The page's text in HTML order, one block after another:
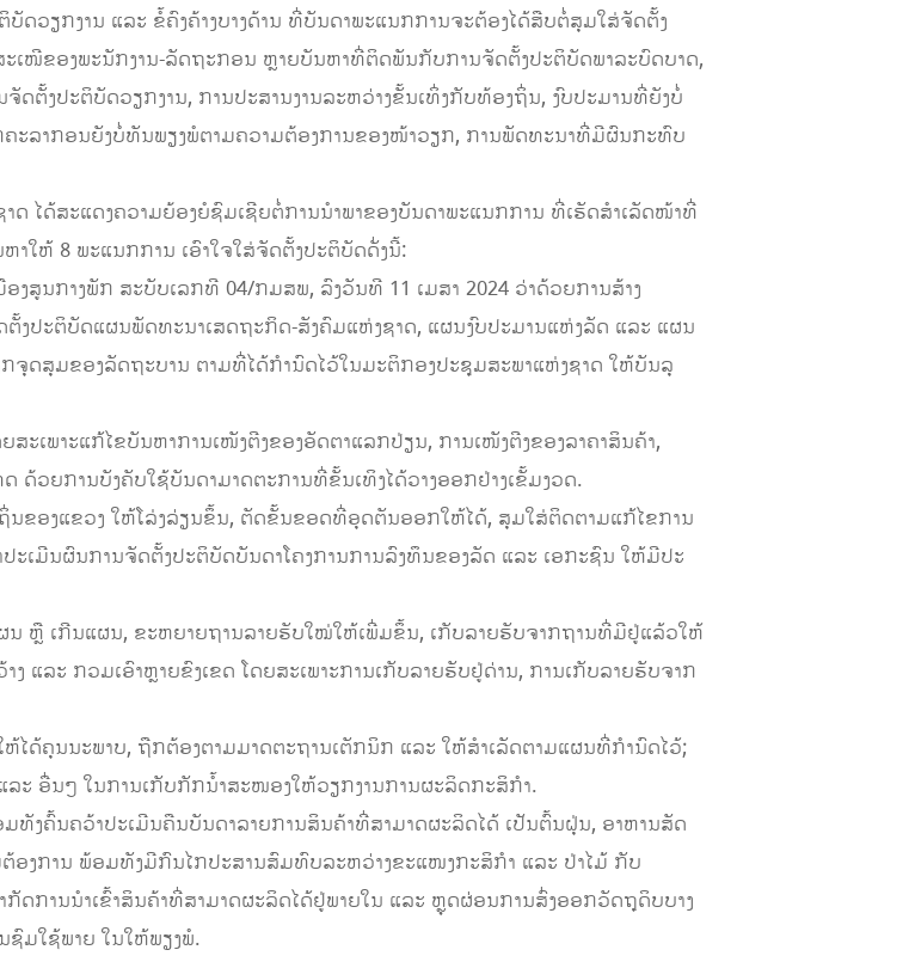
ດວຽກງານ ແລະ ຂໍ້ຄົງຄ້າງບາງດ້ານ ທີ່ບັນດາພະແນກການຈະຕ້ອງໄດ້ສືບຕໍ່ສຸມໃສ່ຈັດຕັ້ງ
ະເໜີຂອງພະນັກງານ-ລັດຖະກອນ ຫຼາຍບັນຫາທີ່ຕິດພັນກັບການຈັດຕັ້ງປະຕິບັດພາລະບົດບາດ,
ງປະຕິບັດວຽກງານ, ການປະສານງານລະຫວ່າງຂັ້ນເທິ່ງກັບທ້ອງຖິ່ນ, ງົບປະມານທີ່ຍັງບໍ່
ະລາກອນຍັງບໍ່ທັນພຽງພໍຕາມຄວາມຕ້ອງການຂອງໜ້າວຽກ, ການພັດທະນາທີ່ມີຜົນກະທົບ
ດ ໄດ້ສະແດງຄວາມຍ້ອງຍໍຊົມເຊີຍຕໍ່ການນໍາພາຂອງບັນດາພະແນກການ ທີ່ເຮັດສໍາເລັດໜ້າທີ່
ໃຫ້ 8 ພະແນກການ ເອົາໃຈໃສ່ຈັດຕັ້ງປະຕິບັດດັ່ງນີ້:
ງສູນກາງພັກ ສະບັບເລກທີ 04/ກມສພ, ລົງວັນທີ 11 ເມສາ 2024 ວ່າດ້ວຍການສ້າງ
ຕັ້ງປະຕິບັດແຜນພັດທະນາເສດຖະກິດ-ສັງຄົມແຫ່ງຊາດ, ແຜນງົບປະມານແຫ່ງລັດ ແລະ ແຜນ
ຈຸດສຸມຂອງລັດຖະບານ ຕາມທີ່ໄດ້ກໍານົດໄວ້ໃນມະຕິກອງປະຊຸມສະພາແຫ່ງຊາດ ໃຫ້ບັນລຸ
ະເພາະແກ້ໄຂບັນຫາການເໜັງຕີງຂອງອັດຕາແລກປ່ຽນ, ການເໜັງຕີງຂອງລາຄາສິນຄ້າ,
ດ້ວຍການບັງຄັບໃຊ້ບັນດາມາດຕະການທີ່ຂັ້ນເທິງໄດ້ວາງອອກຢ່າງເຂັ້ມງວດ.
ຂອງແຂວງ ໃຫ້ໂລ່ງລ່ຽນຂຶ້ນ, ຕັດຂັ້ນຂອດທີ່ອຸດຕັນອອກໃຫ້ໄດ້, ສຸມໃສ່ຕິດຕາມແກ້ໄຂການ
ມີນຜົນການຈັດຕັ້ງປະຕິບັດບັນດາໂຄງການການລົງທຶນຂອງລັດ ແລະ ເອກະຊົນ ໃຫ້ມີປະ
ນ ຫຼື ເກີນແຜນ, ຂະຫຍາຍຖານລາຍຮັບໃໝ່ໃຫ້ເພີ່ມຂຶ້ນ, ເກັບລາຍຮັບຈາກຖານທີ່ມີຢູ່ແລ້ວໃຫ້
ແລະ ກວມເອົາຫຼາຍຂົງເຂດ ໂດຍສະເພາະການເກັບລາຍຮັບຢູ່ດ່ານ, ການເກັບລາຍຮັບຈາກ
ຫ້ໄດ້ຄຸນນະພາບ, ຖືກຕ້ອງຕາມມາດຕະຖານເຕັກນິກ ແລະ ໃຫ້ສໍາເລັດຕາມແຜນທີ່ກໍານົດໄວ້;
ະ ອື່ນໆ ໃນການເກັບກັກນໍ້າສະໜອງໃຫ້ວຽກງານການຜະລິດກະສິກໍາ.
ທັງຄົ້ນຄວ້າປະເມີນຄືນບັນດາລາຍການສິນຄ້າທີ່ສາມາດຜະລິດໄດ້ ເປັນຕົ້ນຝຸ່ນ, ອາຫານສັດ
ງການ ພ້ອມທັງມີກົນໄກປະສານສົມທົບລະຫວ່າງຂະແໜງກະສິກໍາ ແລະ ປ່າໄມ້ ກັບ
ດການນໍາເຂົ້າສິນຄ້າທີ່ສາມາດຜະລິດໄດ້ຢູ່ພາຍໃນ ແລະ ຫຼຸດຜ່ອນການສົ່ງອອກວັດຖຸດິບບາງ
ມໃຊ້ພາຍ ໃນໃຫ້ພຽງພໍ.